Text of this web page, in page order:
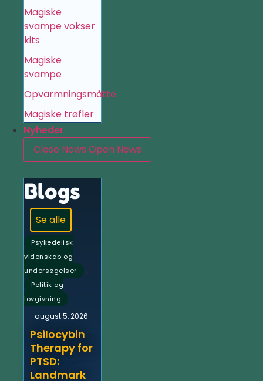
Magiske
svampe vokser
kits
Magiske
svampe
Opvarmningsmåtte
Magiske trøfler
Nyheder
Close News Open News
Blogs
Se alle
Psykedelisk
videnskab og
undersøgelser
,
Politik og
lovgivning
august 5, 2026
Psilocybin
Therapy for
PTSD:
Landmark